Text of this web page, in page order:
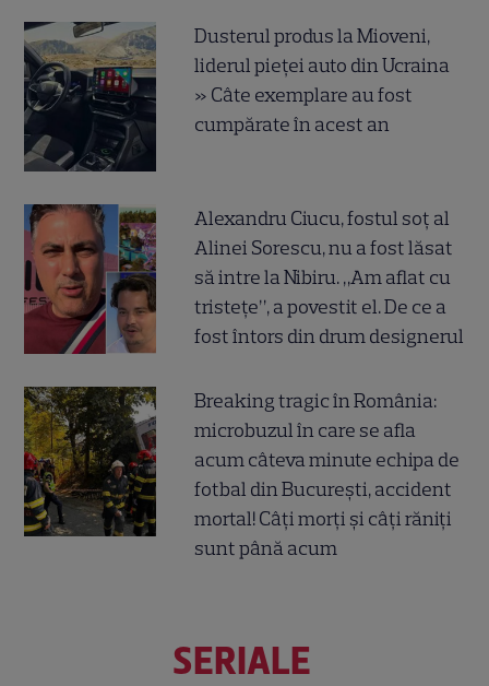
Dusterul produs la Mioveni,
liderul pieței auto din Ucraina
» Câte exemplare au fost
cumpărate în acest an
Alexandru Ciucu, fostul soț al
Alinei Sorescu, nu a fost lăsat
să intre la Nibiru. „Am aflat cu
tristețe”, a povestit el. De ce a
fost întors din drum designerul
Breaking tragic în România:
microbuzul în care se afla
acum câteva minute echipa de
fotbal din București, accident
mortal! Câți morți și câți răniți
sunt până acum
SERIALE